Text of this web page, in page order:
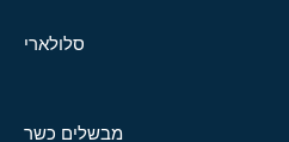
סלולארי
מבשלים כשר